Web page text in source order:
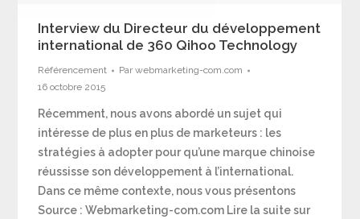
Interview du Directeur du développement
international de 360 Qihoo Technology
Référencement Parwebmarketing-com.com
16 octobre 2015
Récemment, nous avons abordé un sujet qui
intéresse de plus en plus de marketeurs : les
stratégies à adopter pour qu’une marque chinoise
réussisse son développement à l’international.
Dans ce même contexte, nous vous présentons
Source : Webmarketing-com.com Lire la suite sur